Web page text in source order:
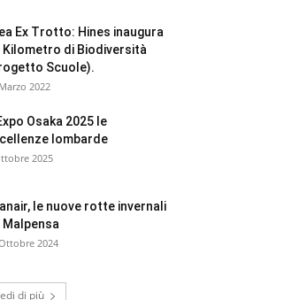
Ex Trotto: Hines inaugura
Kilometro di Biodiversità
Scuole).
2022
Osaka 2025 le
lombarde
2025
le nuove rotte invernali
Malpensa
2024
di più